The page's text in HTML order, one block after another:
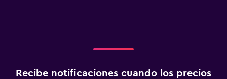
Recibe notificaciones cuando los precios